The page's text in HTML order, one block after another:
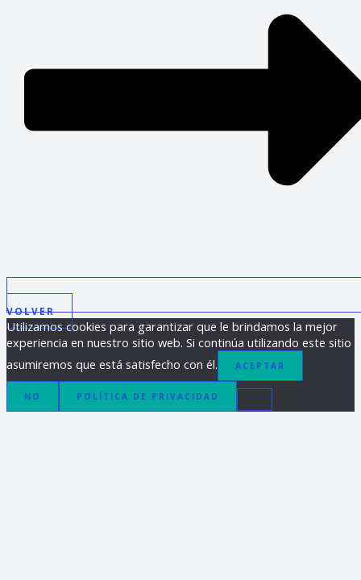
VOLVER
Utilizamos cookies para garantizar que le brindamos la mejor
experiencia en nuestro sitio web. Si continúa utilizando este sitio
asumiremos que está satisfecho con él.
ACEPTAR
NO POLÍTICA DE PRIVACIDAD